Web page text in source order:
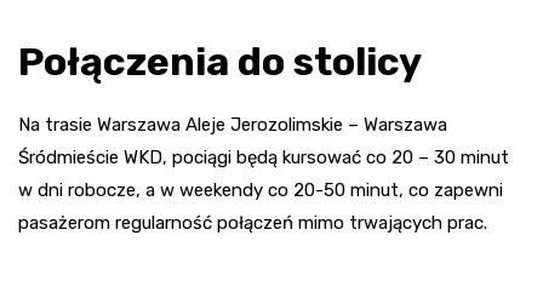
Połączenia do stolicy
Na trasie Warszawa Aleje Jerozolimskie – Warszawa
Śródmieście WKD, pociągi będą kursować co 20 – 30 minut
w dni robocze, a w weekendy co 20-50 minut, co zapewni
pasażerom regularność połączeń mimo trwających prac.